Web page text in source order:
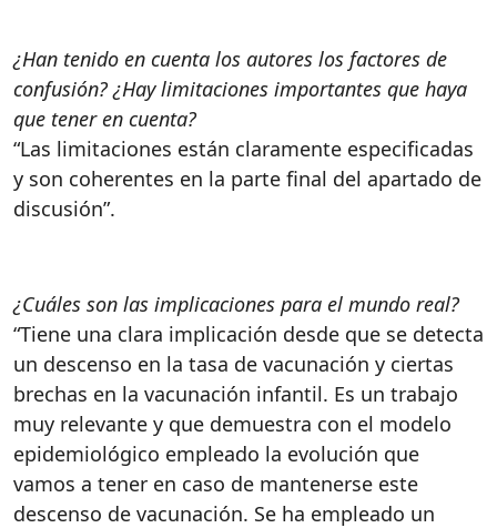
¿Han tenido en cuenta los autores los factores de
confusión? ¿Hay limitaciones importantes que haya
que tener en cuenta?
“Las limitaciones están claramente especificadas
y son coherentes en la parte final del apartado de
discusión”.
¿Cuáles son las implicaciones para el mundo real?
“Tiene una clara implicación desde que se detecta
un descenso en la tasa de vacunación y ciertas
brechas en la vacunación infantil. Es un trabajo
muy relevante y que demuestra con el modelo
epidemiológico empleado la evolución que
vamos a tener en caso de mantenerse este
descenso de vacunación. Se ha empleado un